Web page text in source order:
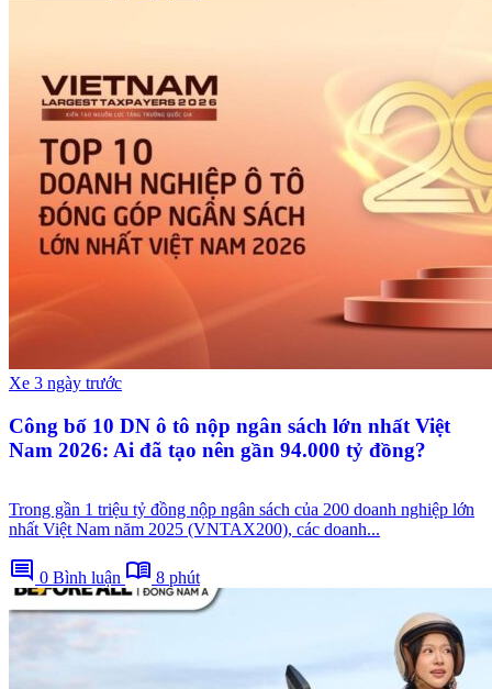
Xe 3 ngày trước
Công bố 10 DN ô tô nộp ngân sách lớn nhất Việt
Nam 2026: Ai đã tạo nên gần 94.000 tỷ đồng?
Trong gần 1 triệu tỷ đồng nộp ngân sách của 200 doanh nghiệp lớn
nhất Việt Nam năm 2025 (VNTAX200), các doanh...
comment 0 Bình luận menu_book 8 phút